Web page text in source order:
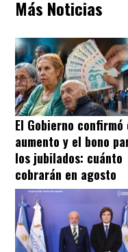
Más Noticias
El Gobierno confirmó
aumento y el bono
los jubilados: cuánto
cobrarán en agosto